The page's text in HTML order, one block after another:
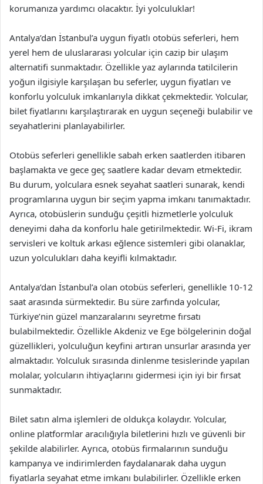
korumanıza yardımcı olacaktır. İyi yolculuklar!
Antalya’dan İstanbul’a uygun fiyatlı otobüs seferleri, hem
yerel hem de uluslararası yolcular için cazip bir ulaşım
alternatifi sunmaktadır. Özellikle yaz aylarında tatilcilerin
yoğun ilgisiyle karşılaşan bu seferler, uygun fiyatları ve
konforlu yolculuk imkanlarıyla dikkat çekmektedir. Yolcular,
bilet fiyatlarını karşılaştırarak en uygun seçeneği bulabilir ve
seyahatlerini planlayabilirler.
Otobüs seferleri genellikle sabah erken saatlerden itibaren
başlamakta ve gece geç saatlere kadar devam etmektedir.
Bu durum, yolculara esnek seyahat saatleri sunarak, kendi
programlarına uygun bir seçim yapma imkanı tanımaktadır.
Ayrıca, otobüslerin sunduğu çeşitli hizmetlerle yolculuk
deneyimi daha da konforlu hale getirilmektedir. Wi-Fi, ikram
servisleri ve koltuk arkası eğlence sistemleri gibi olanaklar,
uzun yolculukları daha keyifli kılmaktadır.
Antalya’dan İstanbul’a olan otobüs seferleri, genellikle 10-12
saat arasında sürmektedir. Bu süre zarfında yolcular,
Türkiye’nin güzel manzaralarını seyretme fırsatı
bulabilmektedir. Özellikle Akdeniz ve Ege bölgelerinin doğal
güzellikleri, yolculuğun keyfini artıran unsurlar arasında yer
almaktadır. Yolculuk sırasında dinlenme tesislerinde yapılan
molalar, yolcuların ihtiyaçlarını gidermesi için iyi bir fırsat
sunmaktadır.
Bilet satın alma işlemleri de oldukça kolaydır. Yolcular,
online platformlar aracılığıyla biletlerini hızlı ve güvenli bir
şekilde alabilirler. Ayrıca, otobüs firmalarının sunduğu
kampanya ve indirimlerden faydalanarak daha uygun
fiyatlarla seyahat etme imkanı bulabilirler. Özellikle erken